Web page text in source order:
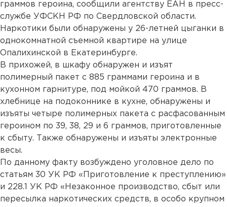
граммов героина, сообщили агентству ЕАН в пресс-
службе УФСКН РФ по Свердловской области.
Наркотики были обнаружены у 26-летней цыганки в
однокомнатной съемной квартире на улице
Опалихинской в Екатеринбурге.
В прихожей, в шкафу обнаружен и изъят
полимерный пакет с 885 граммами героина и в
кухонном гарнитуре, под мойкой 470 граммов. В
хлебнице на подоконнике в кухне, обнаружены и
изъяты четыре полимерных пакета с расфасованным
героином по 39, 38, 29 и 6 граммов, приготовленные
к сбыту. Также обнаружены и изъяты электронные
весы.
По данному факту возбуждено уголовное дело по
статьям 30 УК РФ «Приготовление к преступлению»
и 228.1 УК РФ «Незаконное производство, сбыт или
пересылка наркотических средств, в особо крупном